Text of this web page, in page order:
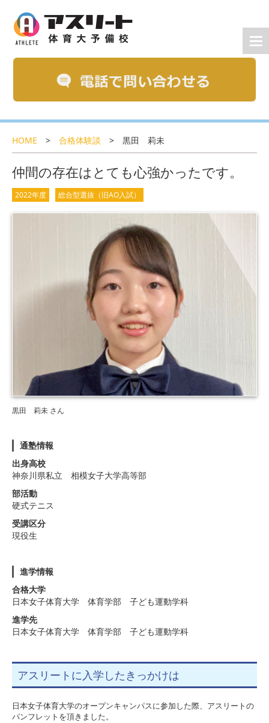
HOME > 合格体験談 > 黒田 莉未
仲間の存在はとても心強かったです。
2022年度 総合型選抜（旧AO入試）
黒田 莉未 さん
通塾情報
出身高校
神奈川県私立 相模女子大学高等部
部活動
硬式テニス
受講区分
現役生
進学情報
合格大学
日本女子体育大学 体育学部 子ども運動学科
進学先
日本女子体育大学 体育学部 子ども運動学科
アスリートに入学したきっかけは
日本女子体育大学のオープンキャンパスに参加した際、アスリートの
パンフレットを頂きました。